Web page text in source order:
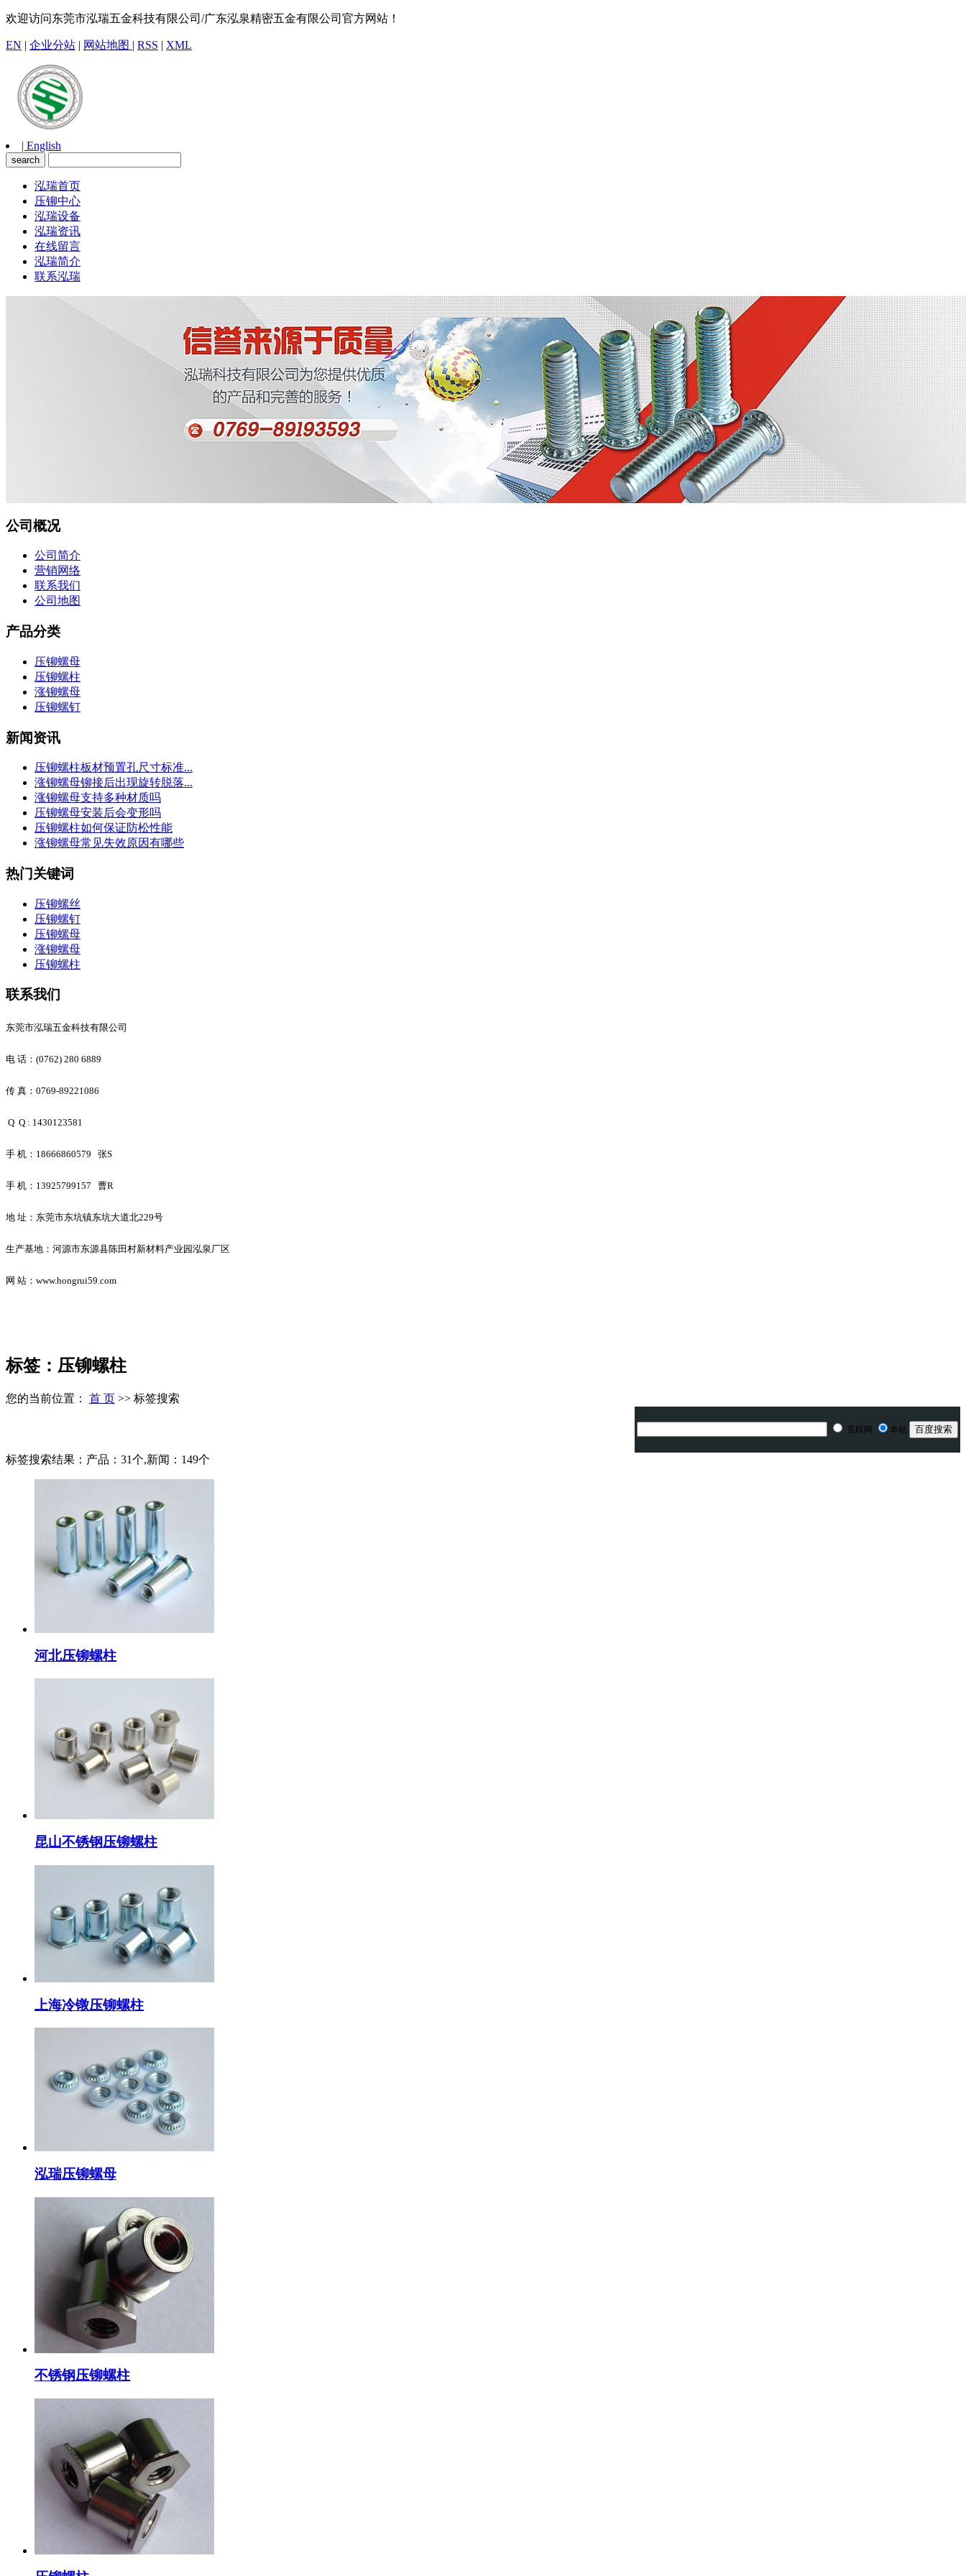
欢迎访问东莞市泓瑞五金科技有限公司/广东泓泉精密五金有限公司官方网站！
EN | 企业分站 | 网站地图 | RSS | XML
| English
泓瑞首页
压铆中心
泓瑞设备
泓瑞资讯
在线留言
泓瑞简介
联系泓瑞
公司概况
公司简介
营销网络
联系我们
公司地图
产品分类
压铆螺母
压铆螺柱
涨铆螺母
压铆螺钉
新闻资讯
压铆螺柱板材预置孔尺寸标准...
涨铆螺母铆接后出现旋转脱落...
涨铆螺母支持多种材质吗
压铆螺母安装后会变形吗
压铆螺柱如何保证防松性能
涨铆螺母常见失效原因有哪些
热门关键词
压铆螺丝
压铆螺钉
压铆螺母
涨铆螺母
压铆螺柱
联系我们
东莞市泓瑞五金科技有限公司
电 话：(0762) 280 6889
传 真：0769-89221086
Q Q : 1430123581
手 机：18666860579 张S
手 机：13925799157 曹R
地 址：东莞市东坑镇东坑大道北229号
生产基地：河源市东源县陈田村新材料产业园泓泉厂区
网 站：www.hongrui59.com
标签：压铆螺柱
您的当前位置： 首 页 >> 标签搜索
互联网 本站
标签搜索结果：产品：31个,新闻：149个
河北压铆螺柱
昆山不锈钢压铆螺柱
上海冷镦压铆螺柱
泓瑞压铆螺母
不锈钢压铆螺柱